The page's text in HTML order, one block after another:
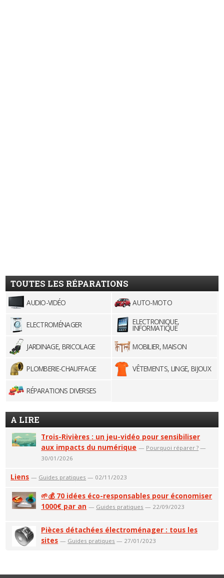
TOUTES LES RÉPARATIONS
AUDIO-VIDÉO AUTO-MOTO
ELECTROMÉNAGER ELECTRONIQUE,
INFORMATIQUE
JARDINAGE, BRICOLAGE
MOBILIER, MAISON
PLOMBERIE-CHAUFFAGE VÊTEMENTS, LINGE, BIJOUX
RÉPARATIONS DIVERSES
A LIRE
Trois-Rivières : un jeu-vidéo pour sensibiliser
aux impacts du numérique — Pourquoi réparer ? —
30/01/2026
Liens — Guides pratiques — 02/11/2023
🌱💰 70 idées éco-responsables pour économiser
1000€ par an — Guides pratiques — 22/09/2023
Pièces détachées électroménager : tous les
sites — Guides pratiques — 27/01/2023